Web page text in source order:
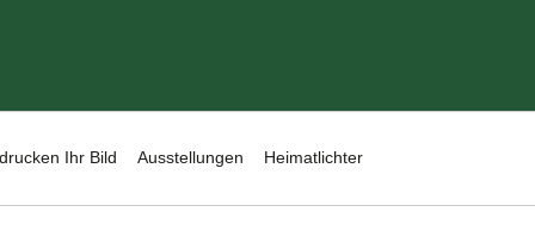
Ihr Bild Ausstellungen Heimatlichter